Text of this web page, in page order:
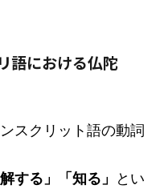
語における仏陀
スクリット語の動詞
する」「知る」
とい